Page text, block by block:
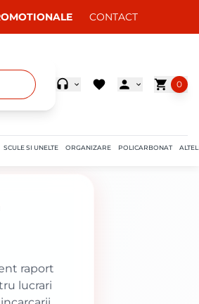
CONTACT
0
SCULE SI UNELTE ORGANIZARE POLICARBONAT
raport
lucrari